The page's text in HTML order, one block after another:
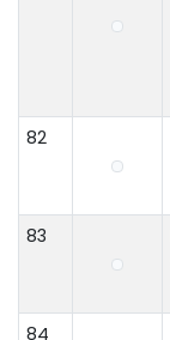
82
83
84